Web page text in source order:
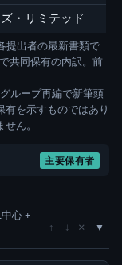
・リミテッド
提出者の最新書類で
共同保有の内訳。前
ループ再編で新筆頭
を示すものではあり
ん。
主要保有者
心 +
↑ ↓ ×